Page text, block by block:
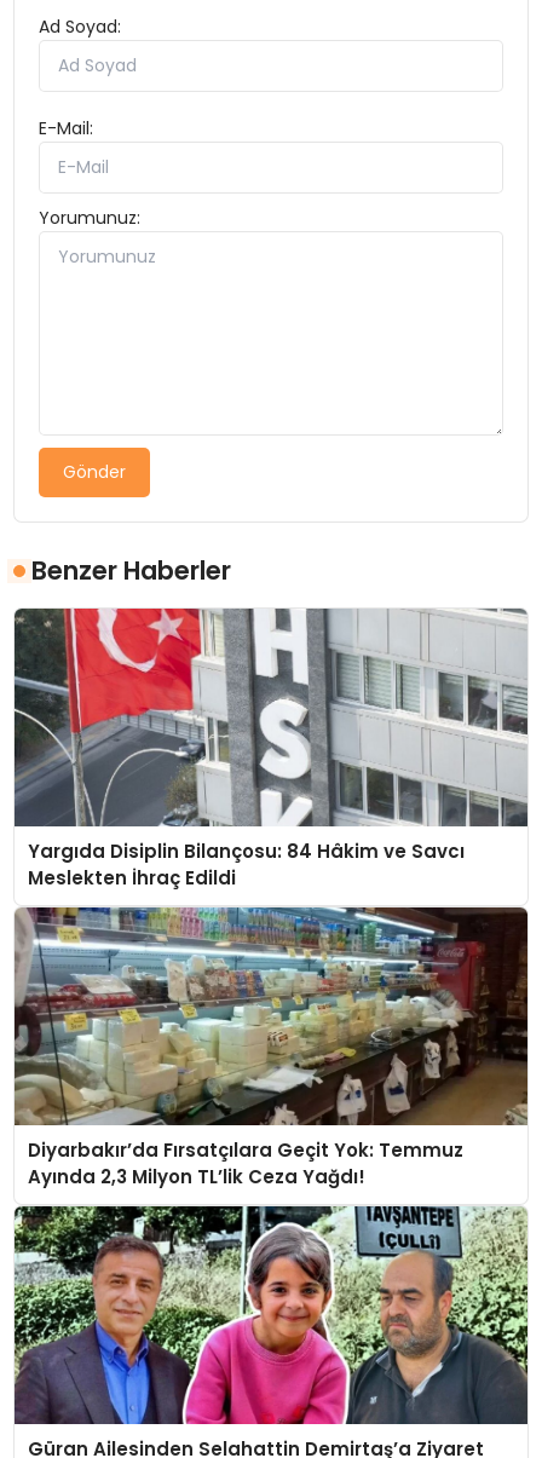
Ad Soyad:
E-Mail:
Yorumunuz:
Gönder
Benzer Haberler
Yargıda Disiplin Bilançosu: 84 Hâkim ve Savcı
Meslekten İhraç Edildi
Diyarbakır’da Fırsatçılara Geçit Yok: Temmuz
Ayında 2,3 Milyon TL’lik Ceza Yağdı!
Güran Ailesinden Selahattin Demirtaş’a Ziyaret